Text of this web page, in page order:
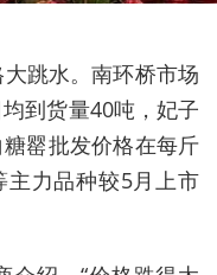
跳水。南环桥市场
到货量40吨，妃子
罂批发价格在每斤
主力品种较5月上市